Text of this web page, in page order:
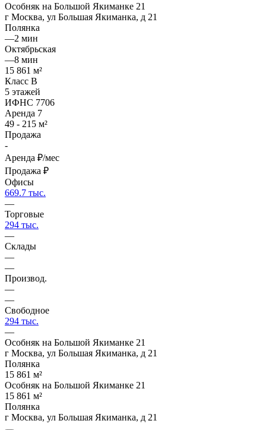
Особняк на Большой Якиманке 21
г Москва, ул Большая Якиманка, д 21
Полянка
—2 мин
Октябрьская
—8 мин
15 861 м²
Класс B
5 этажей
ИФНС 7706
Аренда 7
49 - 215 м²
Продажа
-
Аренда ₽/мес
Продажа ₽
Офисы
669.7 тыс.
—
Торговые
294 тыс.
—
Склады
—
—
Производ.
—
—
Свободное
294 тыс.
—
Особняк на Большой Якиманке 21
г Москва, ул Большая Якиманка, д 21
Полянка
15 861 м²
Особняк на Большой Якиманке 21
15 861 м²
Полянка
г Москва, ул Большая Якиманка, д 21